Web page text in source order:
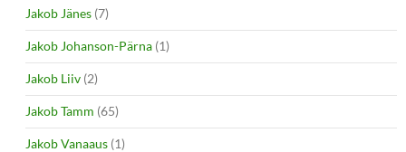
Jakob Jänes (7)
Jakob Johanson-Pärna (1)
Jakob Liiv (2)
Jakob Tamm (65)
Jakob Vanaaus (1)